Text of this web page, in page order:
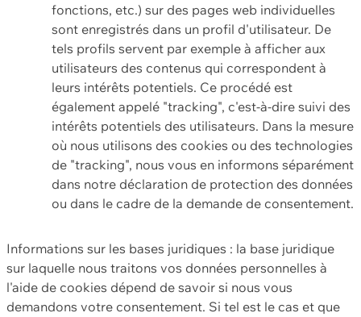
fonctions, etc.) sur des pages web individuelles
sont enregistrés dans un profil d'utilisateur. De
tels profils servent par exemple à afficher aux
utilisateurs des contenus qui correspondent à
leurs intérêts potentiels. Ce procédé est
également appelé "tracking", c'est-à-dire suivi des
intérêts potentiels des utilisateurs. Dans la mesure
où nous utilisons des cookies ou des technologies
de "tracking", nous vous en informons séparément
dans notre déclaration de protection des données
ou dans le cadre de la demande de consentement.
Informations sur les bases juridiques : la base juridique
sur laquelle nous traitons vos données personnelles à
l'aide de cookies dépend de savoir si nous vous
demandons votre consentement. Si tel est le cas et que